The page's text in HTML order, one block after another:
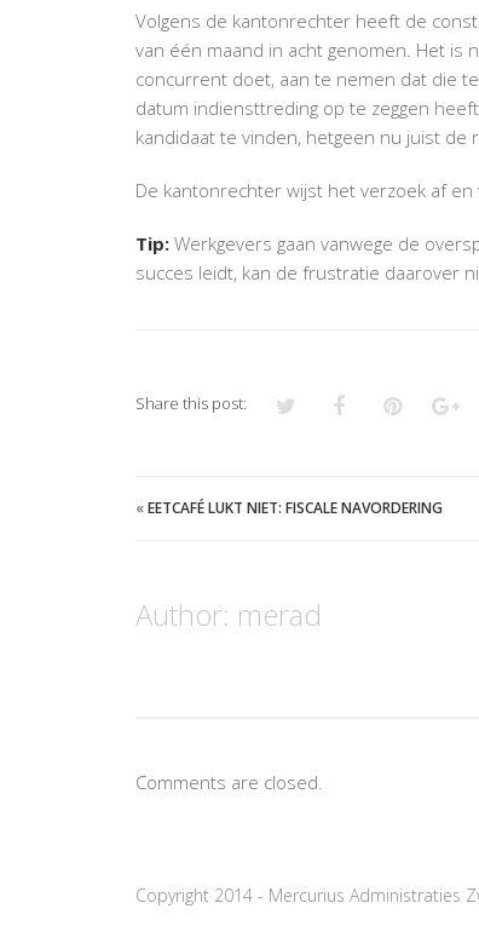
Volgens de kantonrechter heeft de
van één maand in acht genomen. Het is
concurrent doet, aan te nemen dat die
datum indiensttreding op te zeggen
kandidaat te vinden, hetgeen nu juist de
De kantonrechter wijst het verzoek af
Tip: Werkgevers gaan vanwege de
succes leidt, kan de frustratie daarover
Share this post:
«EETCAFÉ LUKT NIET: FISCALE NAVORDERING
Author: merad
Comments are closed.
Copyright 2014 - Mercurius Administraties